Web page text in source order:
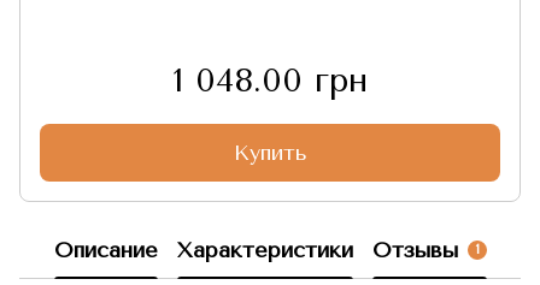
1 048.00 грн
Купить
Описание Характеристики Отзывы 1